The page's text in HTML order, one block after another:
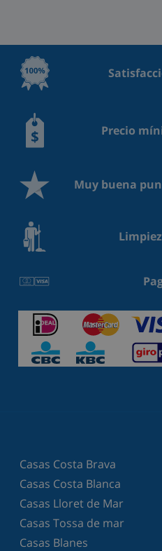
Precio
Muy buena
Casas Costa Brava
Casas Costa Blanca
Casas Lloret de Mar
Casas Tossa de mar
Casas Blanes